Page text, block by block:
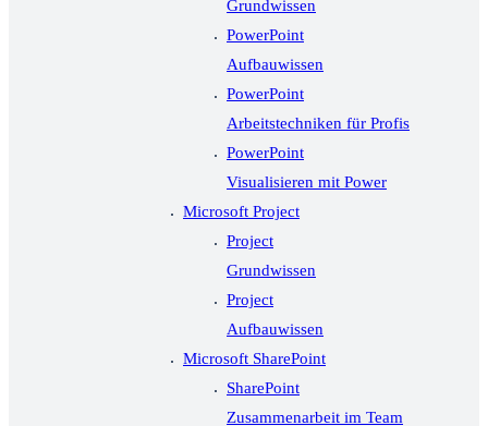
Grundwissen
PowerPoint
Aufbauwissen
PowerPoint
Arbeitstechniken für Profis
PowerPoint
Visualisieren mit Power
Microsoft Project
Project
Grundwissen
Project
Aufbauwissen
Microsoft SharePoint
SharePoint
Zusammenarbeit im Team